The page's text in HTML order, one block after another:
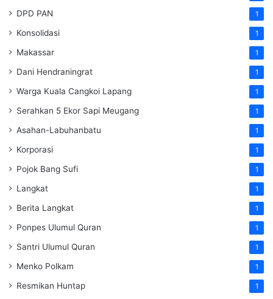
DPD PAN 1
Konsolidasi 1
Makassar 1
Dani Hendraningrat 1
Warga Kuala Cangkoi Lapang 1
Serahkan 5 Ekor Sapi Meugang 1
Asahan-Labuhanbatu 1
Korporasi 1
Pojok Bang Sufi 1
Langkat 1
Berita Langkat 1
Ponpes Ulumul Quran 1
Santri Ulumul Quran 1
Menko Polkam 1
Resmikan Huntap 1